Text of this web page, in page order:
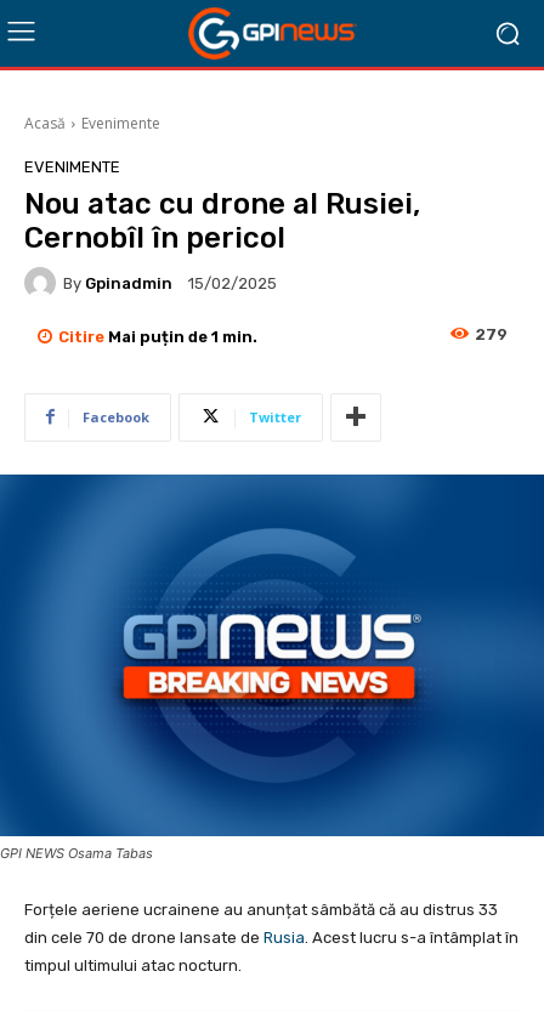
Acasă Evenimente
EVENIMENTE
Nou atac cu drone al Rusiei,
Cernobîl în pericol
By Gpinadmin 15/02/2025
Citire Mai puțin de 1 min. 279
Facebook Twitter
GPI NEWS Osama Tabas
Forțele aeriene ucrainene au anunțat sâmbătă că au distrus 33
din cele 70 de drone lansate de Rusia. Acest lucru s-a întâmplat în
timpul ultimului atac nocturn.